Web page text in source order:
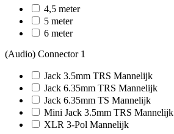
4,5 meter
5 meter
6 meter
(Audio) Connector 1
Jack 3.5mm TRS Mannelijk
Jack 6.35mm TRS Mannelijk
Jack 6.35mm TS Mannelijk
Mini Jack 3.5mm TRS Mannelijk
XLR 3-Pol Mannelijk